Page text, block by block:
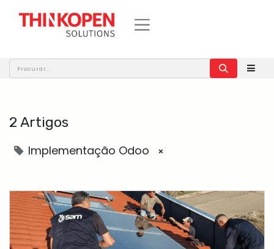
2 Artigos
Implementação Odoo ×